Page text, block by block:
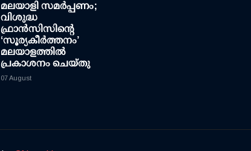
മലയാളി സമർപ്പണം;
വിശുദ്ധ
ഫ്രാൻസിസിന്റെ
‘സൂര്യകീർത്തനം’
മലയാളത്തിൽ
പ്രകാശനം ചെയ്തു
07 August